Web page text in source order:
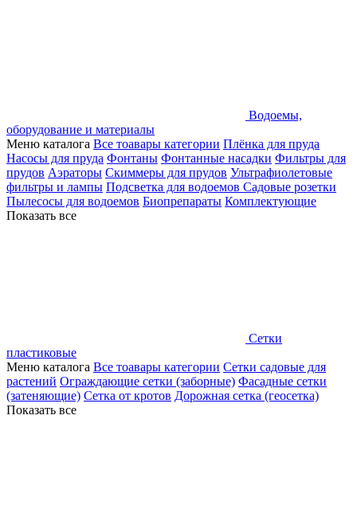
Водоемы,
оборудование и материалы
Меню каталога Все тоавары категории Плёнка для пруда
Насосы для пруда Фонтаны Фонтанные насадки Фильтры для
прудов Аэраторы Скиммеры для прудов Ультрафиолетовые
фильтры и лампы Подсветка для водоемов Садовые розетки
Пылесосы для водоемов Биопрепараты Комплектующие
Показать все
Сетки
пластиковые
Меню каталога Все тоавары категории Сетки садовые для
растений Ограждающие сетки (заборные) Фасадные сетки
(затеняющие) Сетка от кротов Дорожная сетка (геосетка)
Показать все